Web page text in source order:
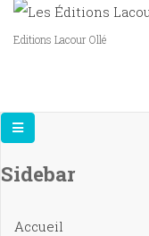
Editions Lacour Ollé
Sidebar
Accueil